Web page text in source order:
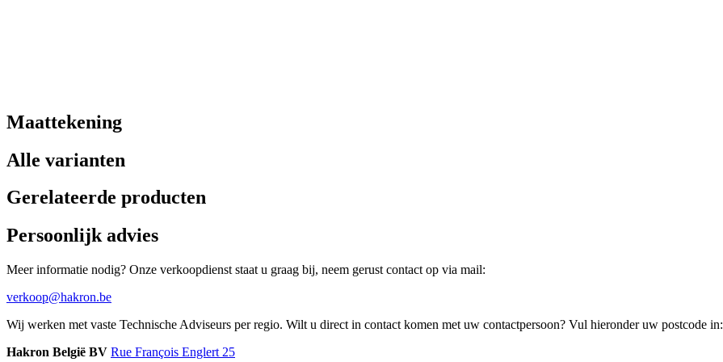
Maattekening
Alle varianten
Gerelateerde producten
Persoonlijk advies
Meer informatie nodig? Onze verkoopdienst staat u graag bij, neem gerust contact op via mail:
verkoop@hakron.be
Wij werken met vaste Technische Adviseurs per regio. Wilt u direct in contact komen met uw contactpersoon? Vul hieronder uw postcode in:
Hakron België BV Rue François Englert 25